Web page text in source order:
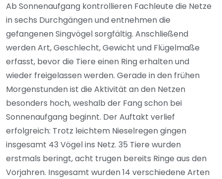
Ab Sonnenaufgang kontrollieren Fachleute die Netze
in sechs Durchgängen und entnehmen die
gefangenen Singvögel sorgfältig. Anschließend
werden Art, Geschlecht, Gewicht und Flügelmaße
erfasst, bevor die Tiere einen Ring erhalten und
wieder freigelassen werden. Gerade in den frühen
Morgenstunden ist die Aktivität an den Netzen
besonders hoch, weshalb der Fang schon bei
Sonnenaufgang beginnt. Der Auftakt verlief
erfolgreich: Trotz leichtem Nieselregen gingen
insgesamt 43 Vögel ins Netz. 35 Tiere wurden
erstmals beringt, acht trugen bereits Ringe aus den
Vorjahren. Insgesamt wurden 14 verschiedene Arten